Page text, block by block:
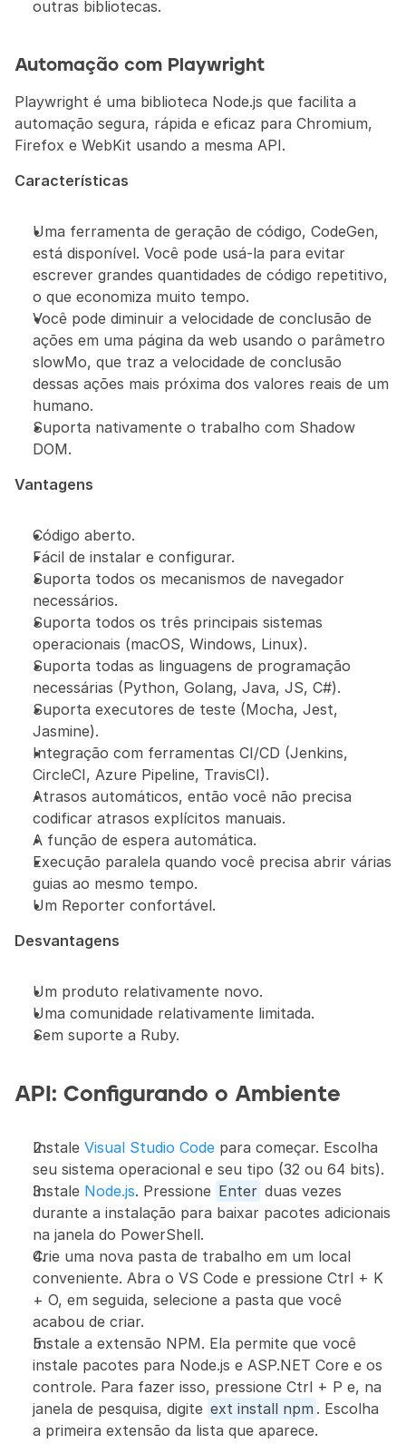
outras bibliotecas.
Automação com Playwright
Playwright é uma biblioteca Node.js que facilita a
automação segura, rápida e eficaz para Chromium,
Firefox e WebKit usando a mesma API.
Características
Uma ferramenta de geração de código, CodeGen,
está disponível. Você pode usá-la para evitar
escrever grandes quantidades de código repetitivo,
o que economiza muito tempo.
Você pode diminuir a velocidade de conclusão de
ações em uma página da web usando o parâmetro
slowMo, que traz a velocidade de conclusão
dessas ações mais próxima dos valores reais de um
humano.
Suporta nativamente o trabalho com Shadow
DOM.
Vantagens
Código aberto.
Fácil de instalar e configurar.
Suporta todos os mecanismos de navegador
necessários.
Suporta todos os três principais sistemas
operacionais (macOS, Windows, Linux).
Suporta todas as linguagens de programação
necessárias (Python, Golang, Java, JS, C#).
Suporta executores de teste (Mocha, Jest,
Jasmine).
Integração com ferramentas CI/CD (Jenkins,
CircleCI, Azure Pipeline, TravisCI).
Atrasos automáticos, então você não precisa
codificar atrasos explícitos manuais.
A função de espera automática.
Execução paralela quando você precisa abrir várias
guias ao mesmo tempo.
Um Reporter confortável.
Desvantagens
Um produto relativamente novo.
Uma comunidade relativamente limitada.
Sem suporte a Ruby.
API: Configurando o Ambiente
Instale Visual Studio Code para começar. Escolha
seu sistema operacional e seu tipo (32 ou 64 bits).
Instale Node.js. Pressione Enter duas vezes
durante a instalação para baixar pacotes adicionais
na janela do PowerShell.
Crie uma nova pasta de trabalho em um local
conveniente. Abra o VS Code e pressione Ctrl + K
+ O, em seguida, selecione a pasta que você
acabou de criar.
Instale a extensão NPM. Ela permite que você
instale pacotes para Node.js e ASP.NET Core e os
controle. Para fazer isso, pressione Ctrl + P e, na
janela de pesquisa, digite ext install npm . Escolha
a primeira extensão da lista que aparece.